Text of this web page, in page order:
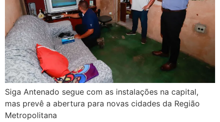
Siga Antenado segue com as instalações na capital,
mas prevê a abertura para novas cidades da Região
Metropolitana